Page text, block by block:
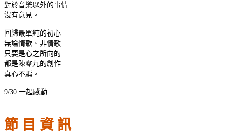
對於音樂以外的事情
沒有意見。
回歸最單純的初心
無論情歌、非情歌
只要是心之所向的
都是陳零九的創作
真心不騙。
9/30 一起感動
節 目 資 訊